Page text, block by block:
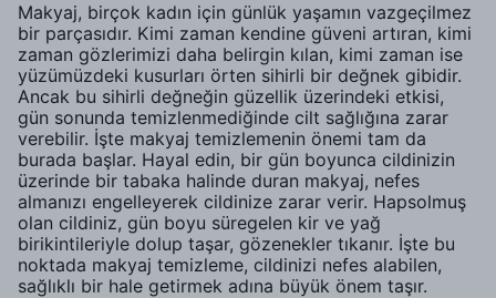
Makyaj, birçok kadın için günlük yaşamın vazgeçilmez
bir parçasıdır. Kimi zaman kendine güveni artıran, kimi
zaman gözlerimizi daha belirgin kılan, kimi zaman ise
yüzümüzdeki kusurları örten sihirli bir değnek gibidir.
Ancak bu sihirli değneğin güzellik üzerindeki etkisi,
gün sonunda temizlenmediğinde cilt sağlığına zarar
verebilir. İşte makyaj temizlemenin önemi tam da
burada başlar. Hayal edin, bir gün boyunca cildinizin
üzerinde bir tabaka halinde duran makyaj, nefes
almanızı engelleyerek cildinize zarar verir. Hapsolmuş
olan cildiniz, gün boyu süregelen kir ve yağ
birikintileriyle dolup taşar, gözenekler tıkanır. İşte bu
noktada makyaj temizleme, cildinizi nefes alabilen,
sağlıklı bir hale getirmek adına büyük önem taşır.